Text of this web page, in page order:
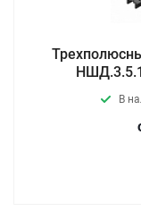
В